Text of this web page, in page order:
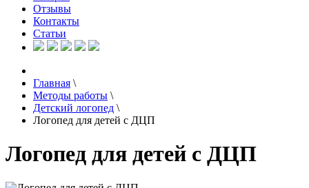
Отзывы
Контакты
Статьи
Главная \
Методы работы \
Детский логопед \
Логопед для детей с ДЦП
Логопед для детей с ДЦП